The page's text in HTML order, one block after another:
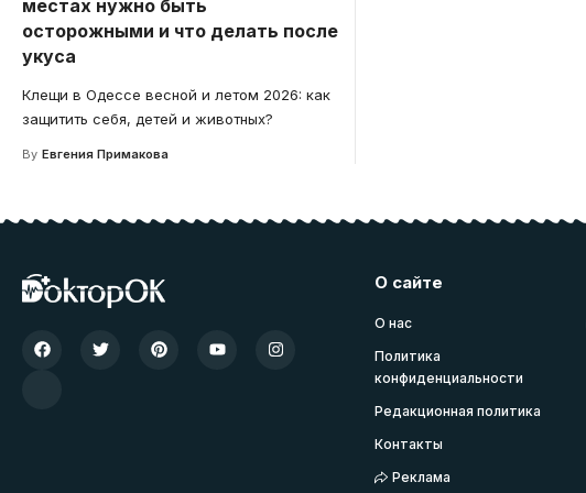
местах нужно быть
осторожными и что делать после
укуса
Клещи в Одессе весной и летом 2026: как
защитить себя, детей и животных?
By Евгения Примакова
О сайте
О нас
Политика
конфиденциальности
Редакционная политика
Контакты
Реклама